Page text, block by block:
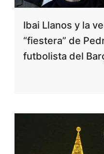
Ibai Llanos y la
“fiestera” de
futbolista del